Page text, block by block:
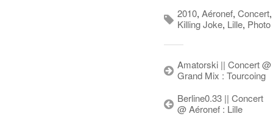
2010, Aéronef, Concert,
Killing Joke, Lille, Photo
Amatorski || Concert @
Grand Mix : Tourcoing
Berline0.33 || Concert
@ Aéronef : Lille